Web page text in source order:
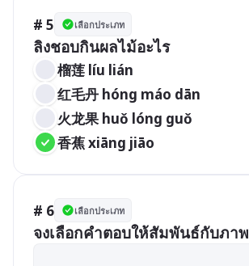
# 5 เลือกประเภท
ลิงชอบกินผลไม้อะไร
榴莲 líu lián
红毛丹 hóng máo dān
火龙果 huǒ lóng guǒ
香蕉 xiāng jiāo
# 6 เลือกประเภท
จงเลือกคำตอบให้สัมพันธ์กับภาพ